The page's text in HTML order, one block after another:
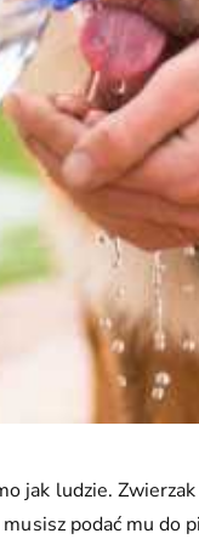
jak ludzie.
podać mu do